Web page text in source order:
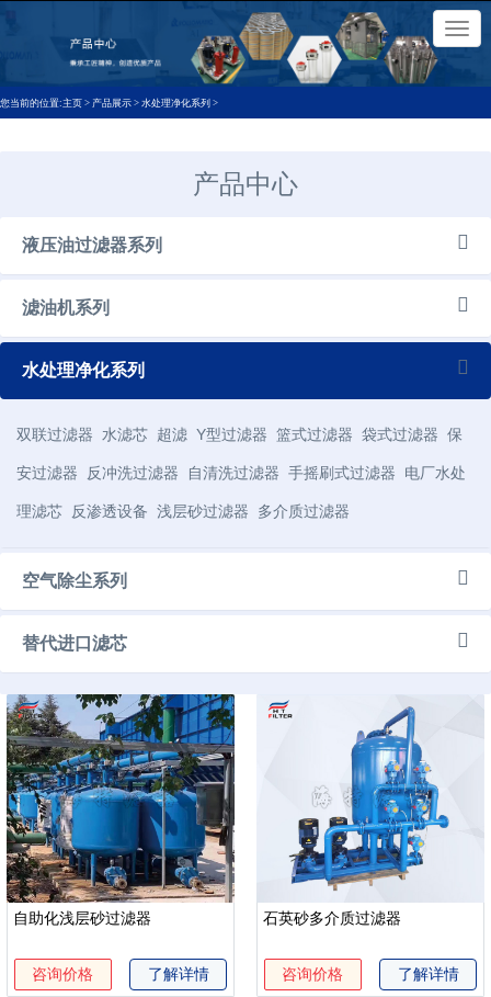
切
换
导
×
您当前的位置:主页 > 产品展示 > 水处理净化系列 >
产品中心
液压油过滤器系列
滤油机系列
水处理净化系列
双联过滤器 水滤芯 超滤 Y型过滤器 篮式过滤器 袋式过滤器 保
安过滤器 反冲洗过滤器 自清洗过滤器 手摇刷式过滤器 电厂水处
理滤芯 反渗透设备 浅层砂过滤器 多介质过滤器
空气除尘系列
替代进口滤芯
自助化浅层砂过滤器
咨询价格 了解详情
石英砂多介质过滤器
咨询价格 了解详情